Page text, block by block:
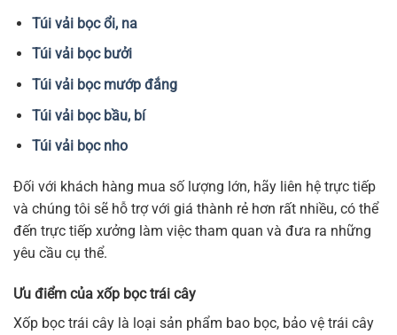
Túi vải bọc ổi, na
Túi vải bọc bưởi
Túi vải bọc mướp đắng
Túi vải bọc bầu, bí
Túi vải bọc nho
Đối với khách hàng mua số lượng lớn, hãy liên hệ trực tiếp
và chúng tôi sẽ hỗ trợ với giá thành rẻ hơn rất nhiều, có thể
đến trực tiếp xưởng làm việc tham quan và đưa ra những
yêu cầu cụ thể.
Ưu điểm của xốp bọc trái cây
Xốp bọc trái cây là loại sản phẩm bao bọc, bảo vệ trái cây